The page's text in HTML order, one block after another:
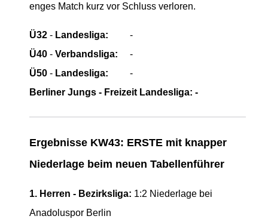
enges Match kurz vor Schluss verloren.
Ü32 - Landesliga: -
Ü40 - Verbandsliga: -
Ü50 - Landesliga: -
Berliner Jungs - Freizeit Landesliga: -
Ergebnisse KW43: ERSTE mit knapper
Niederlage beim neuen Tabellenführer
1. Herren - Bezirksliga: 1:2 Niederlage bei
Anadoluspor Berlin